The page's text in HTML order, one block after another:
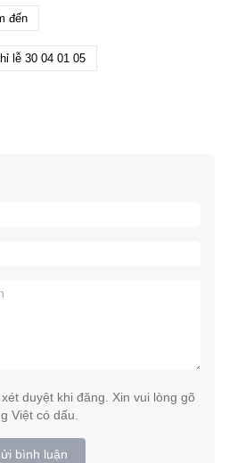
đến
lễ 30 04 01 05
duyệt khi đăng. Xin vui lòng gõ
Việt có dấu.
bình luận